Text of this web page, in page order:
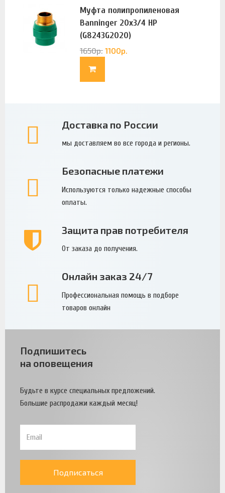
Муфта полипропиленовая
Banninger 20х3/4 НР
(G8243G2020)
1650р. 1100р.
Доставка по России
мы доставляем во все города и регионы.
Безопасные платежи
Используются только надежные способы
оплаты.
Защита прав потребителя
От заказа до получения.
Онлайн заказ 24/7
Профессиональная помощь в подборе
товаров онлайн
Подпишитесь
на оповещения
Будьте в курсе специальных предложений.
Большие распродажи каждый месяц!
Подписаться